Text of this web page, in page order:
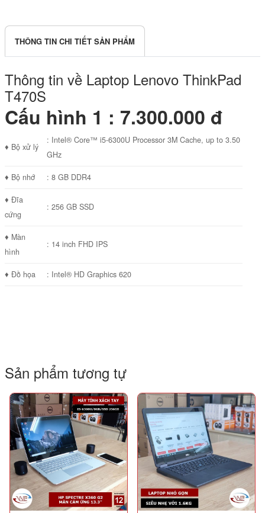
THÔNG TIN CHI TIẾT SẢN PHẨM
Thông tin về Laptop Lenovo ThinkPad
T470S
Cấu hình 1 : 7.300.000 đ
♦ Bộ xử lý
: Intel® Core™ i5-6300U Processor 3M Cache, up to 3.50
GHz
♦ Bộ nhớ : 8 GB DDR4
♦ Đĩa
cứng
: 256 GB SSD
♦ Màn
hình
: 14 inch FHD IPS
♦ Đồ họa : Intel® HD Graphics 620
Sản phẩm tương tự